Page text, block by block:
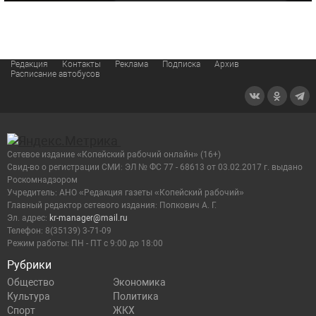
Редакция Контакты Реклама Подписка
Архив
Расписание автобусов
Рубрики
Общество
Экономика
Культура
Политика
Спорт
ЖКХ
Сетевое издание «Копейский рабочий онлайн» (16+)
Cвид-во о регистрации СМИ: ЭЛ № ФС 77 - 68613 от 03.02.2017 г. выдано
Роскомнадзором
Учредитель: АНО «Редакция газеты «Копейский рабочий»
Главный редактор сетевого издания: Попкович А. Г.
Эл. адрес: kr-manager@mail.ru
Телефон: 8(35139) 3-71-09
Режим работы: ПН - ПТ с 9:00 до 18:00